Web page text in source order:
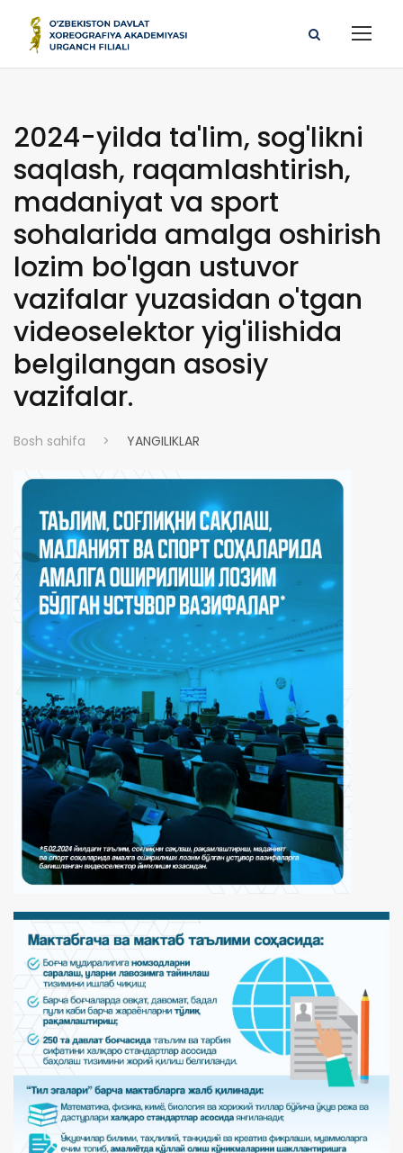
2024-yilda ta'lim, sog'likni
saqlash, raqamlashtirish,
madaniyat va sport
sohalarida amalga oshirish
lozim bo'lgan ustuvor
vazifalar yuzasidan o'tgan
videoselektor yig'ilishida
belgilangan asosiy
vazifalar.
Bosh sahifa > YANGILIKLAR